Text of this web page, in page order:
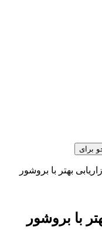
برای
بهتر با بروشور
با بروشور